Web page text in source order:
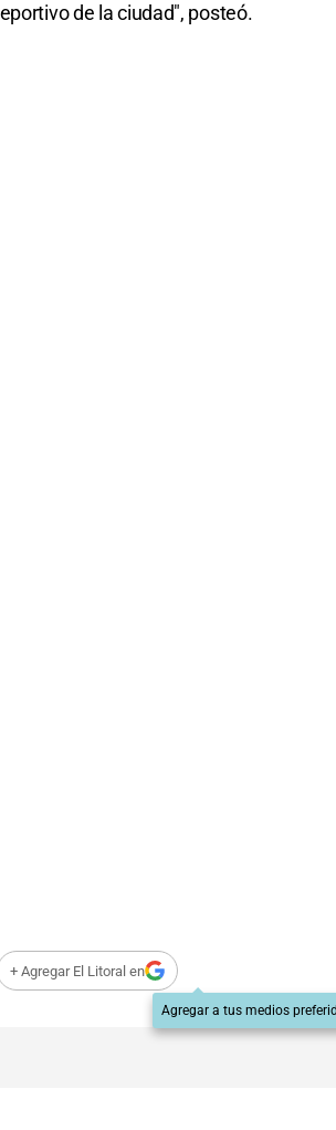
de la ciudad", posteó.
+ Agregar El Litoral en
Agregar a tus medios